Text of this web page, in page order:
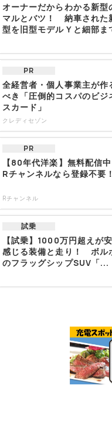
オーナーだからわかる新型
マルとバツ！ 納車された
型を旧型モデルＹと細部ま
PR
全経営者・個人事業主が作
べき「圧倒的コスパのビジ
スカード」
クレディセゾン
PR
【80年代洋楽】無料配信中
Rチャンネルなら登録不要！
Rチャンネル
試乗
【試乗】1000万円超えが安
感じる装備と走り！ ボル
のフラッグシップSUV「...